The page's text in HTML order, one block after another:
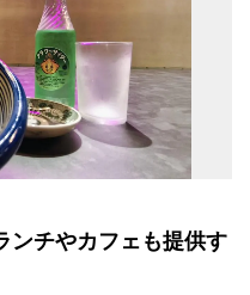
チやカフェも提供す